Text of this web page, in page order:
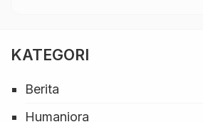
KATEGORI
Berita
Humaniora